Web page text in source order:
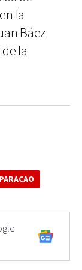
la
Báez
la
PARACAO